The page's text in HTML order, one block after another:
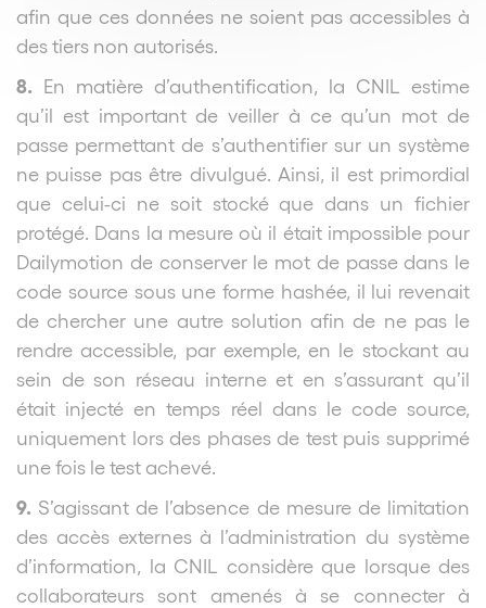
afin que ces données ne soient pas accessibles à
des tiers non autorisés.
8. En matière d’authentification, la CNIL estime
qu’il est important de veiller à ce qu’un mot de
passe permettant de s’authentifier sur un système
ne puisse pas être divulgué. Ainsi, il est primordial
que celui-ci ne soit stocké que dans un fichier
protégé. Dans la mesure où il était impossible pour
Dailymotion de conserver le mot de passe dans le
code source sous une forme hashée, il lui revenait
de chercher une autre solution afin de ne pas le
rendre accessible, par exemple, en le stockant au
sein de son réseau interne et en s’assurant qu’il
était injecté en temps réel dans le code source,
uniquement lors des phases de test puis supprimé
une fois le test achevé.
9. S’agissant de l’absence de mesure de limitation
des accès externes à l’administration du système
d’information, la CNIL considère que lorsque des
collaborateurs sont amenés à se connecter à